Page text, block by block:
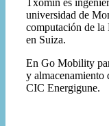
universidad de
computación de la
en Suiza.
En Go Mobility
y almacenamiento
CIC Energigune.